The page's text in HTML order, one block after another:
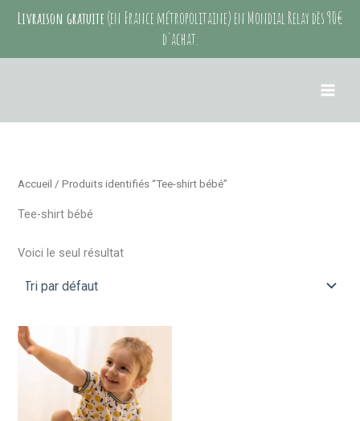
Livraison gratuite (en France métropolitaine) en Mondial Relay dès 90€
d'achat.
Aller
Accueil / Produits identifiés “Tee-shirt bébé”
Tee-shirt bébé
Voici le seul résultat
produit
a